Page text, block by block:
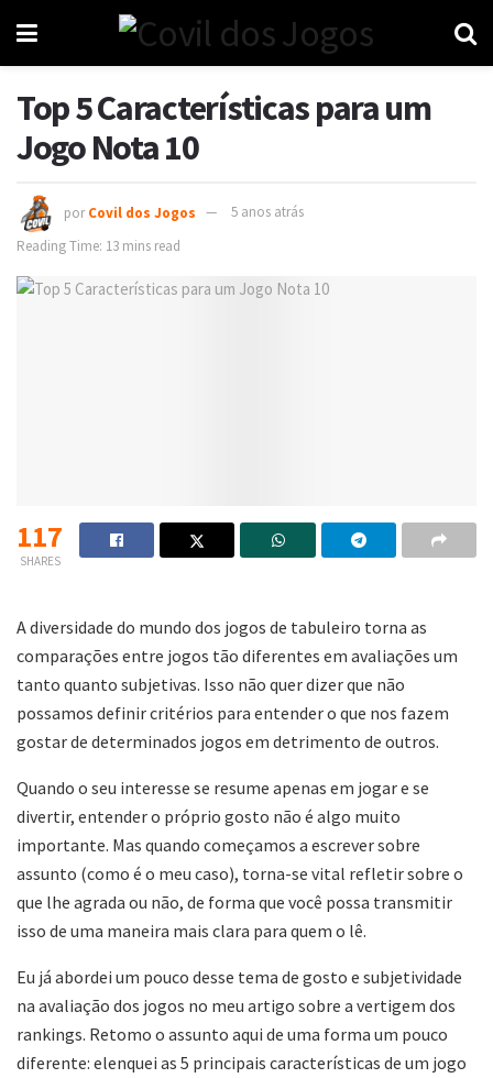
Top 5 Características para um
Jogo Nota 10
por Covil dos Jogos
5 anos atrás
Reading Time: 13 mins read
117
SHARES
A diversidade do mundo dos jogos de tabuleiro torna as
comparações entre jogos tão diferentes em avaliações um
tanto quanto subjetivas. Isso não quer dizer que não
possamos definir critérios para entender o que nos fazem
gostar de determinados jogos em detrimento de outros.
Quando o seu interesse se resume apenas em jogar e se
divertir, entender o próprio gosto não é algo muito
importante. Mas quando começamos a escrever sobre
assunto (como é o meu caso), torna-se vital refletir sobre o
que lhe agrada ou não, de forma que você possa transmitir
isso de uma maneira mais clara para quem o lê.
Eu já abordei um pouco desse tema de gosto e subjetividade
na avaliação dos jogos no meu artigo sobre a vertigem dos
rankings. Retomo o assunto aqui de uma forma um pouco
diferente: elenquei as 5 principais características de um jogo